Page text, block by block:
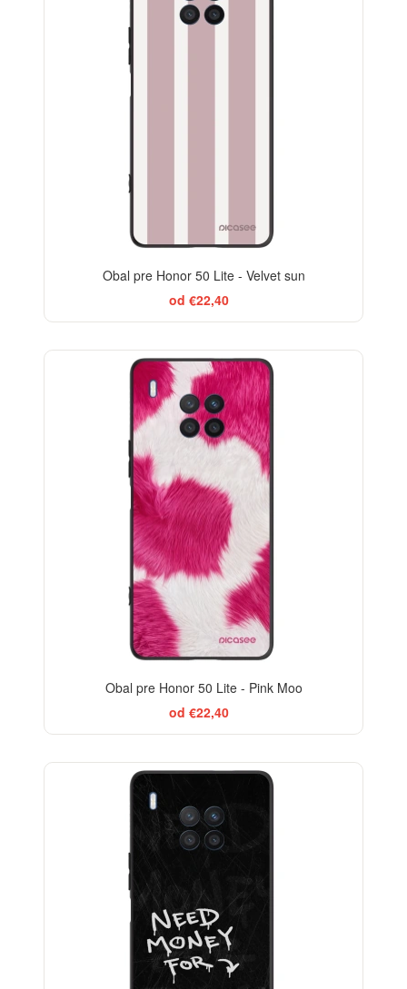
Obal pre Honor 50 Lite - Velvet sun
od €22,40
Obal pre Honor 50 Lite - Pink Moo
od €22,40